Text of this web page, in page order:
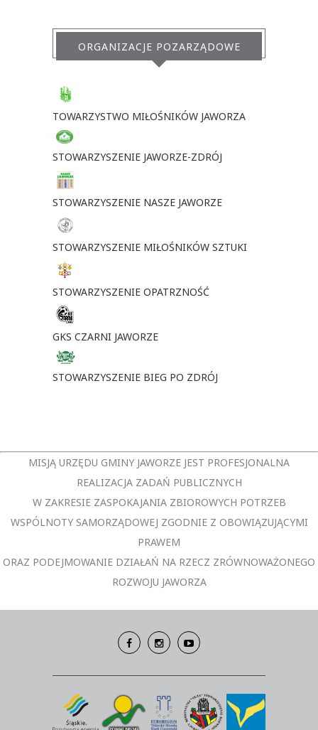
ORGANIZACJE POZARZĄDOWE
TOWARZYSTWO MIŁOŚNIKÓW JAWORZA
STOWARZYSZENIE JAWORZE-ZDRÓJ
STOWARZYSZENIE NASZE JAWORZE
STOWARZYSZENIE MIŁOŚNIKÓW SZTUKI
STOWARZYSZENIE OPATRZNOŚĆ
GKS CZARNI JAWORZE
STOWARZYSZENIE BIEG PO ZDRÓJ
MISJĄ URZĘDU GMINY JAWORZE JEST PROFESJONALNA
REALIZACJA ZADAŃ PUBLICZNYCH
W ZAKRESIE ZASPOKAJANIA ZBIOROWYCH POTRZEB
WSPÓLNOTY SAMORZĄDOWEJ ZGODNIE Z OBOWIĄZUJĄCYMI
PRAWEM
ORAZ PODEJMOWANIE DZIAŁAŃ NA RZECZ ZRÓWNOWAŻONEGO
ROZWOJU JAWORZA